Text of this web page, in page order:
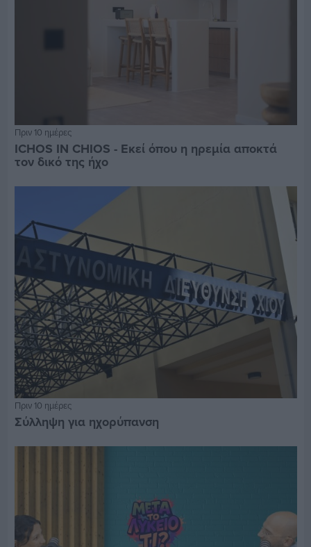
Πριν 10 ημέρες
ICHOS IN CHIOS - Εκεί όπου η ηρεμία αποκτά
τον δικό της ήχο
Πριν 10 ημέρες
Σύλληψη για ηχορύπανση